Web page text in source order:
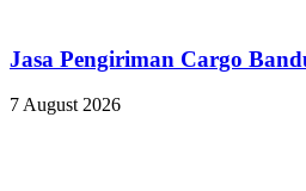
Jasa Pengiriman Cargo
7 August 2026